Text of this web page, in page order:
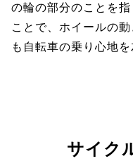
の輪の部分のことを
ことで、ホイールの
も自転車の乗り心地
サイク